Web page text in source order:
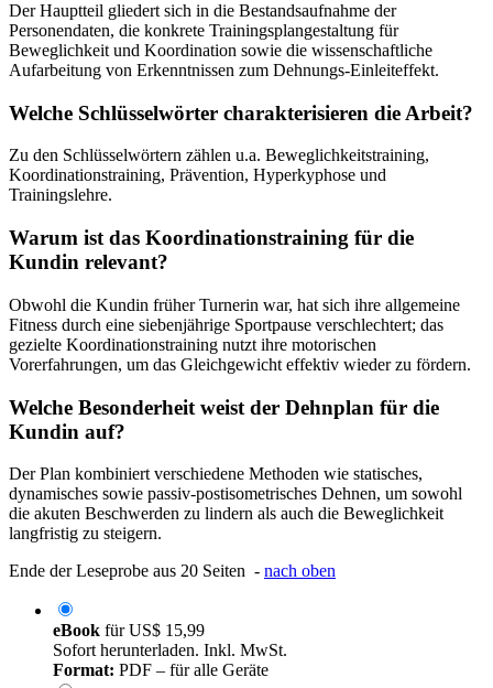
Der Hauptteil gliedert sich in die Bestandsaufnahme der
Personendaten, die konkrete Trainingsplangestaltung für
Beweglichkeit und Koordination sowie die wissenschaftliche
Aufarbeitung von Erkenntnissen zum Dehnungs-Einleiteffekt.
Welche Schlüsselwörter charakterisieren die Arbeit?
Zu den Schlüsselwörtern zählen u.a. Beweglichkeitstraining,
Koordinationstraining, Prävention, Hyperkyphose und
Trainingslehre.
Warum ist das Koordinationstraining für die
Kundin relevant?
Obwohl die Kundin früher Turnerin war, hat sich ihre allgemeine
Fitness durch eine siebenjährige Sportpause verschlechtert; das
gezielte Koordinationstraining nutzt ihre motorischen
Vorerfahrungen, um das Gleichgewicht effektiv wieder zu fördern.
Welche Besonderheit weist der Dehnplan für die
Kundin auf?
Der Plan kombiniert verschiedene Methoden wie statisches,
dynamisches sowie passiv-postisometrisches Dehnen, um sowohl
die akuten Beschwerden zu lindern als auch die Beweglichkeit
langfristig zu steigern.
Ende der Leseprobe aus 20 Seiten - nach oben
eBook fürUS$ 15,99
Sofort herunterladen. Inkl. MwSt.
Format: PDF – für alle Geräte